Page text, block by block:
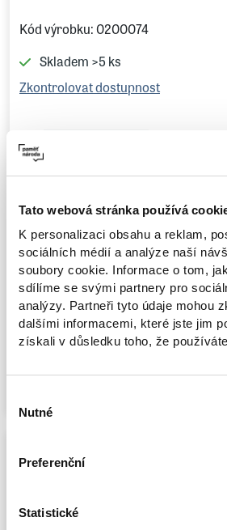
Tato webová stránka používá
K personalizaci obsahu a reklam,
sociálních médií a analýze naší
soubory cookie. Informace o tom,
sdílíme se svými partnery pro
analýzy. Partneři tyto údaje mohou
dalšími informacemi, které jste jim
získali v důsledku toho, že
souhlasu
Nutné
Preferenční
Statistické
Kód výrobku: 0200074
Skladem >5 ks
Zkontrolovat dostupnost
50 Kč
Vložit do košíku
Dotaz na zboží
Poslat e-mailem